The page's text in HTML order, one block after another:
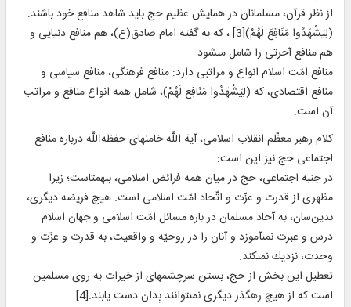
از نظر قرآن، مسلمانان در همايش عظيم حج بايد شاهد منافع خود باشند:
(لِيَشْهَدُوا مَنَافِعَ لَهُمْ)[3] ، كه به گفته امام صادق(ع)، هم منافع دنيايى و
هم منافع آخرتى را شامل مى‏شود.
منافع امّت اسلام انواع و مراتبى دارد: منافع فرهنگى، منافع سياسی و
منافع اقتصادى، كه (لِيَشْهَدُوا مَنَافِعَ لَهُمْ)، شامل همه انواع منافع و مراتب
آن است.
کلام رهبر معظّم انقلاب اسلامى، آية اللَّه خامنه‏اى حفظه‌اللَّه در‌باره منافع
اجتماعى حج نیز این است:
در جنبه اجتماعى، حج در ميان همه فرائض اسلامى، بى‏همتاست؛ زيرا
مظهرى از قدرت و عزّت و اتّحاد امّت اسلامى است. هيچ فريضه ديگرى،
بدين‌سان، به آحاد مسلمان در باره مسائل امّت اسلامى و جهان اسلام
درس و عبرت نمى‏آموزد و آنان را در روحيّه و واقعيت، به قدرت و عزّت و
وحدت، نزديك نمى‏كند.
تعطيل اين بخش از حج، بستن سرچشمه‏اى از خيرات به روى مسلمين
است كه از هيچ ره‏گذر ديگرى نمى‏توانند بِدان دست يابند.[4]